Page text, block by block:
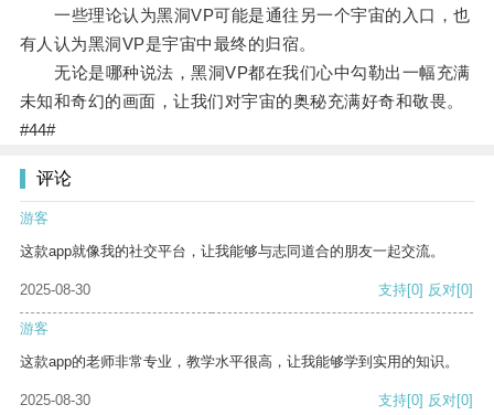
一些理论认为黑洞VP可能是通往另一个宇宙的入口，也
有人认为黑洞VP是宇宙中最终的归宿。
无论是哪种说法，黑洞VP都在我们心中勾勒出一幅充满
未知和奇幻的画面，让我们对宇宙的奥秘充满好奇和敬畏。
#44#
评论
游客
这款app就像我的社交平台，让我能够与志同道合的朋友一起交流。
2025-08-30 支持[0] 反对[0]
游客
这款app的老师非常专业，教学水平很高，让我能够学到实用的知识。
2025-08-30 支持[0] 反对[0]